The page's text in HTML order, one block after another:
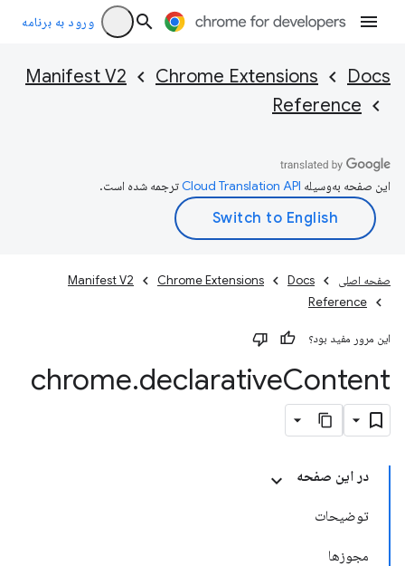
ورود به برنامه
Docs
Chrome Extensions
Manifest V2
Reference
این صفحه به‌وسیله ترجمه شده است.
صفحه اصلی Docs
Chrome Extensions
Manifest V2
Reference
این مرور مفید بود؟
chrome.declarativeContent
در این صفحه
توضیحات
مجوزها